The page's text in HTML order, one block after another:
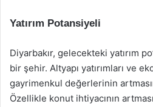
Yatırım Potansiyeli
Diyarbakır, gelecekteki yatırım
bir şehir. Altyapı yatırımları ve
gayrimenkul değerlerinin
Özellikle konut ihtiyacının